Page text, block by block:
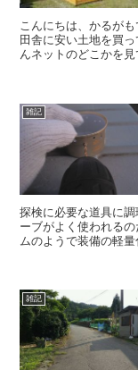
こんにちは、かるがもです。 何年か前、小屋に強
田舎に安い土地を買
んネットのどこかを
雑記
探検に必要な道具に
ーブがよく使われる
ムのようで装備の軽
雑記